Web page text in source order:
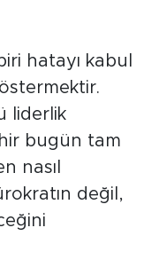
hatayı kabul
liderlik
bugün tam
nasıl
değil,